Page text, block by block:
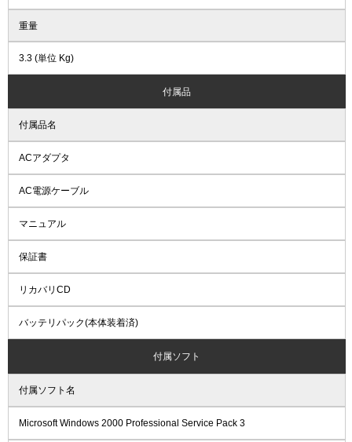
重量
3.3 (単位 Kg)
付属品
付属品名
ACアダプタ
AC電源ケーブル
マニュアル
保証書
リカバリCD
バッテリパック(本体装着済)
付属ソフト
付属ソフト名
Microsoft Windows 2000 Professional Service Pack 3